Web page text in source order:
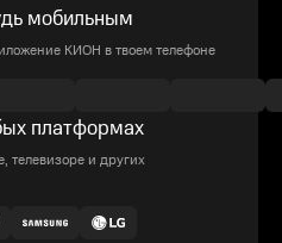
мобильным
КИОН в твоем телефоне
платформах
телевизоре и других